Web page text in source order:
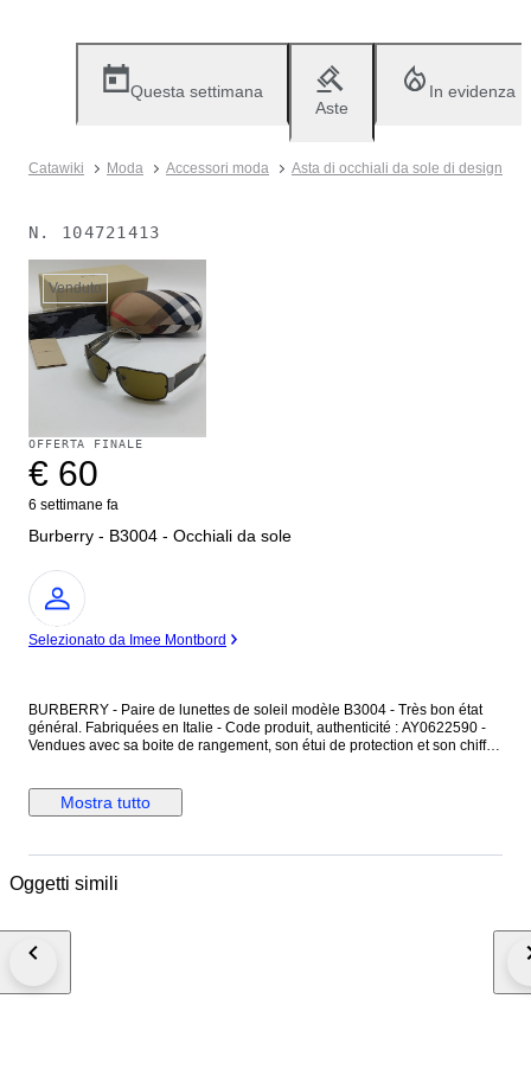
Questa settimana
Aste
In evidenza
Catawiki Moda Accessori moda Asta di occhiali da sole di design
N. 104721413
Venduto
OFFERTA FINALE
€ 60
6 settimane fa
Burberry - B3004 - Occhiali da sole
Esperto
Selezionato da Imee Montbord
BURBERRY - Paire de lunettes de soleil modèle B3004 - Très bon état
général. Fabriquées en Italie - Code produit, authenticité : AY0622590 -
Vendues avec sa boite de rangement, son étui de protection et son chiffon
motifs à carreaux sur l'autre face - Le masque est sans monture
apparente. Les verres sont teintés uniformément, avec des micros
13,5 cm - Longueur des branches 12,5 cm. Inscriptions : Burberry Made in
rayures, non visible sur les photos et ne gênant pas la vision. Les lunettes
Mostra tutto
Oggetti simili